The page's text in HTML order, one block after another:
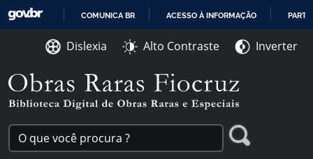
Ir para o conteúdo [1]
Ir para o menu [2]
Ir para a Busca [3]
CONTEÚDO
COMUNICA BR ACESSO À INFORMAÇÃO
Dislexia Alto Contraste Inverter